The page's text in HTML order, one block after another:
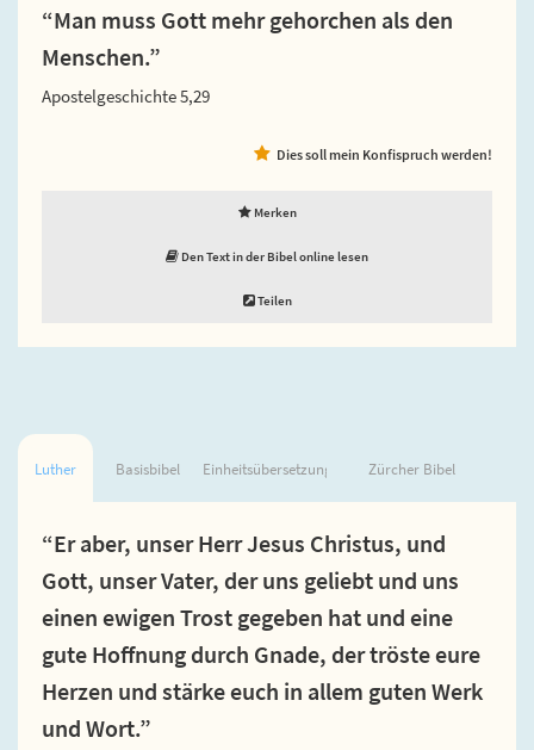
“Man muss Gott mehr gehorchen als den
Menschen.”
Apostelgeschichte 5,29
Dies soll mein Konfispruch werden!
Merken
Den Text in der Bibel online lesen
Teilen
Luther Basisbibel Einheitsübersetzung Zürcher Bibel
“Er aber, unser Herr Jesus Christus, und
Gott, unser Vater, der uns geliebt und uns
einen ewigen Trost gegeben hat und eine
gute Hoffnung durch Gnade, der tröste eure
Herzen und stärke euch in allem guten Werk
und Wort.”